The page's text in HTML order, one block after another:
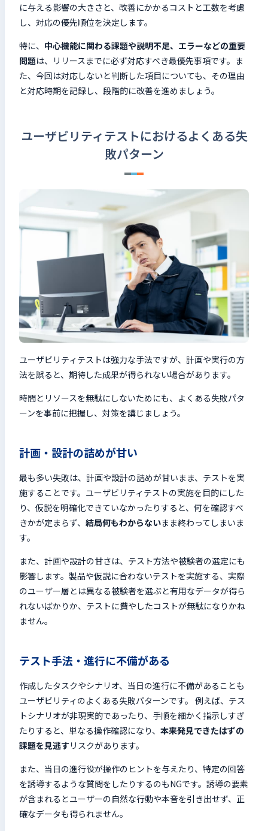
に与える影響の大きさと、改善にかかるコストと工数を考慮
し、対応の優先順位を決定します。
特に、 中心機能に関わる課題や説明不足、エラーなどの重要
問題は、リリースまでに必ず対応すべき最優先事項です。ま
た、今回は対応しないと判断した項目についても、その理由
と対応時期を記録し、段階的に改善を進めましょう。
ユーザビリティテストにおけるよくある失
敗パターン
ユーザビリティテストは強力な手法ですが、計画や実行の方
法を誤ると、期待した成果が得られない場合があります。
時間とリソースを無駄にしないためにも、よくある失敗パタ
ーンを事前に把握し、対策を講じましょう。
計画・設計の詰めが甘い
最も多い失敗は、計画や設計の詰めが甘いまま、テストを実
施することです。ユーザビリティテストの実施を目的にした
り、仮説を明確化できていなかったりすると、何を確認すべ
きかが定まらず、 結局何もわからないまま終わってしまいま
す。
また、計画や設計の甘さは、テスト方法や被験者の選定にも
影響します。製品や仮説に合わないテストを実施する、実際
のユーザー層とは異なる被験者を選ぶと有用なデータが得ら
れないばかりか、テストに費やしたコストが無駄になりかね
ません。
テスト手法・進行に不備がある
作成したタスクやシナリオ、当日の進行に不備があることも
ユーザビリティのよくある失敗パターンです。 例えば、テス
トシナリオが非現実的であったり、手順を細かく指示しすぎ
たりすると、単なる操作確認になり、 本来発見できたはずの
課題を見逃す リスクがあります。
また、当日の進行役が操作のヒントを与えたり、特定の回答
を誘導するような質問をしたりするのもNGです。誘導の要素
が含まれるとユーザーの自然な行動や本音を引き出せず、正
確なデータも得られません。